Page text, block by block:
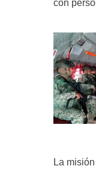
con
La